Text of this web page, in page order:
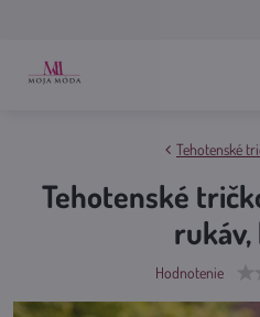
Tehotenské
Tehotenské
rukáv,
Hodnotenie